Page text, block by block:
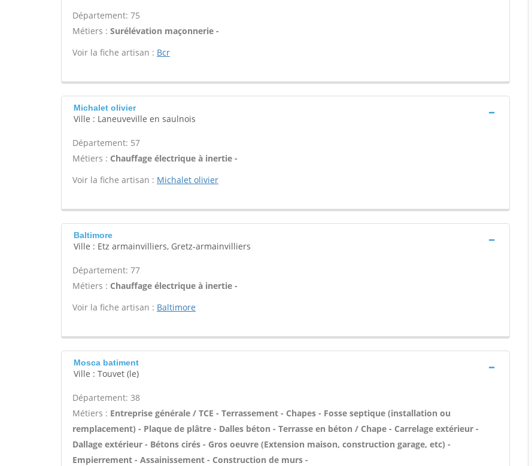
Département: 75
Métiers : Surélévation maçonnerie -
Voir la fiche artisan : Bcr
Michalet olivier
Ville : Laneuveville en saulnois
Département: 57
Métiers : Chauffage électrique à inertie -
Voir la fiche artisan : Michalet olivier
Baltimore
Ville : Etz armainvilliers, Gretz-armainvilliers
Département: 77
Métiers : Chauffage électrique à inertie -
Voir la fiche artisan : Baltimore
Mosca batiment
Ville : Touvet (le)
Département: 38
Métiers : Entreprise générale / TCE - Terrassement - Chapes - Fosse septique (installation ou
remplacement) - Plaque de plâtre - Dalles béton - Terrasse en béton / Chape - Carrelage extérieur -
Dallage extérieur - Bétons cirés - Gros oeuvre (Extension maison, construction garage, etc) -
Empierrement - Assainissement - Construction de murs -